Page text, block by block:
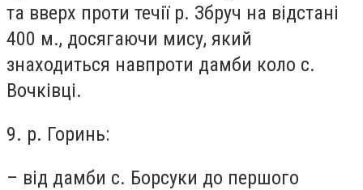
та вверх проти течії р. Збруч на відстані
400 м., досягаючи мису, який
знаходиться навпроти дамби коло с.
Вочківці.
9. р. Горинь:
– від дамби с. Борсуки до першого